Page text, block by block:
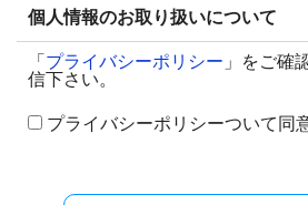
個人情報のお取り扱いについて
「 プライバシーポリシー 」をご確
信下さい。
プライバシーポリシーついて同